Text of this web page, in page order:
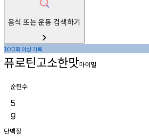
음식 또는 운동 검색하기
100회 이상기록
퓨로틴고소한맛마이밀
순탄수
5
g
단백질